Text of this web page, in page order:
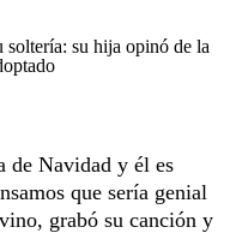
su hija opinó de la
de Navidad y él es
que sería genial
grabó su canción y